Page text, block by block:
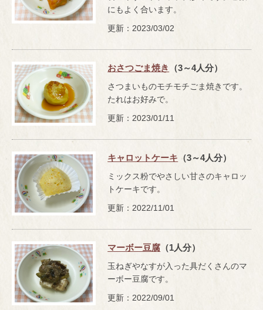
にもよく合います。
更新：2023/03/02
おさつごま焼き （3～4人分）
さつまいものモチモチごま焼きです。
たれはお好みで。
更新：2023/01/11
キャロットケーキ （3～4人分）
ミックス粉でやさしい甘さのキャロッ
トケーキです。
更新：2022/11/01
マーボー豆腐 （1人分）
玉ねぎやなすが入った具だくさんのマ
ーボー豆腐です。
更新：2022/09/01